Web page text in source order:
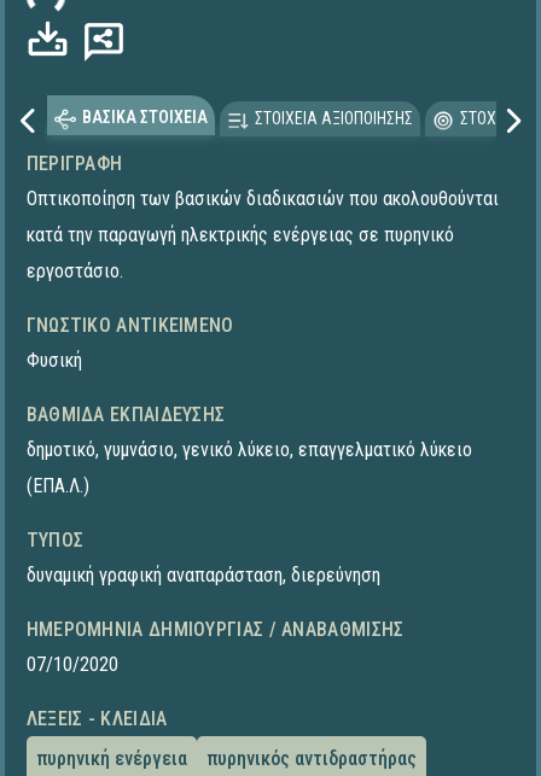
ΒΑΣΙΚΑ ΣΤΟΙΧΕΙΑ ΣΤΟΙΧΕΙΑ ΑΞΙΟΠΟΙΗΣΗΣ
ΠΕΡΙΓΡΑΦΉ
Οπτικοποίηση των βασικών διαδικασιών που ακολουθούνται
κατά την παραγωγή ηλεκτρικής ενέργειας σε πυρηνικό
εργοστάσιο.
ΓΝΩΣΤΙΚΌ ΑΝΤΙΚΕΊΜΕΝΟ
Φυσική
ΒΑΘΜΊΔΑ ΕΚΠΑΊΔΕΥΣΗΣ
δημοτικό, γυμνάσιο, γενικό λύκειο, επαγγελματικό λύκειο
(ΕΠΑ.Λ.)
ΤΎΠΟΣ
δυναμική γραφική αναπαράσταση, διερεύνηση
ΗΜΕΡΟΜΗΝΊΑ ΔΗΜΙΟΥΡΓΊΑΣ / ΑΝΑΒΆΘΜΙΣΗΣ
07/10/2020
ΛΈΞΕΙΣ - ΚΛΕΙΔΙΆ
πυρηνική ενέργεια
πυρηνικός αντιδραστήρας